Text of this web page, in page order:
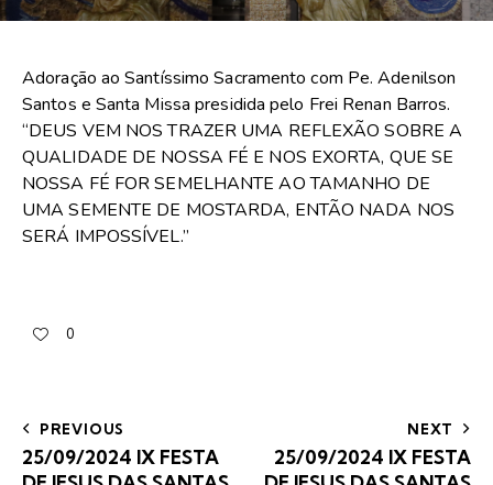
Adoração ao Santíssimo Sacramento com Pe. Adenilson
Santos e Santa Missa presidida pelo Frei Renan Barros.
“DEUS VEM NOS TRAZER UMA REFLEXÃO SOBRE A
QUALIDADE DE NOSSA FÉ E NOS EXORTA, QUE SE
NOSSA FÉ FOR SEMELHANTE AO TAMANHO DE
UMA SEMENTE DE MOSTARDA, ENTÃO NADA NOS
SERÁ IMPOSSÍVEL.”
0
PREVIOUS
25/09/2024 IX FESTA
NEXT
25/09/2024 IX FESTA